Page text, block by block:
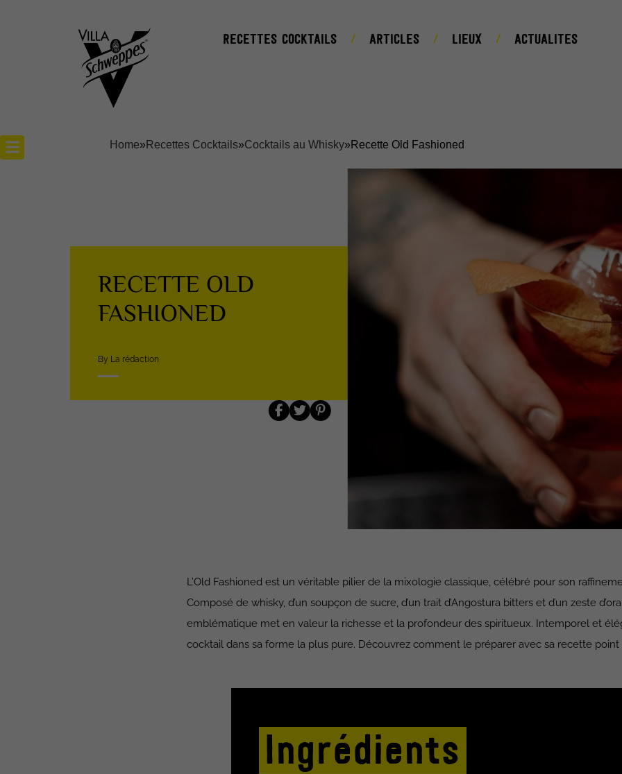
RECETTES COCKTAILS ARTICLES LIEUX ACTUALITES
Actualités
Home» Recettes Cocktails»Cocktails au Whisky» Recette Old Fashioned
RECETTE OLD
FASHIONED
By La rédaction
L’Old Fashioned est un véritable pilier de la mixologie classique, célébré pour son
Composé de whisky, d’un soupçon de sucre, d’un trait d’Angostura bitters et d’un zeste
emblématique met en valeur la richesse et la profondeur des spiritueux. Intemporel et
cocktail dans sa forme la plus pure. Découvrez comment le préparer avec sa recette point
Ingrédients